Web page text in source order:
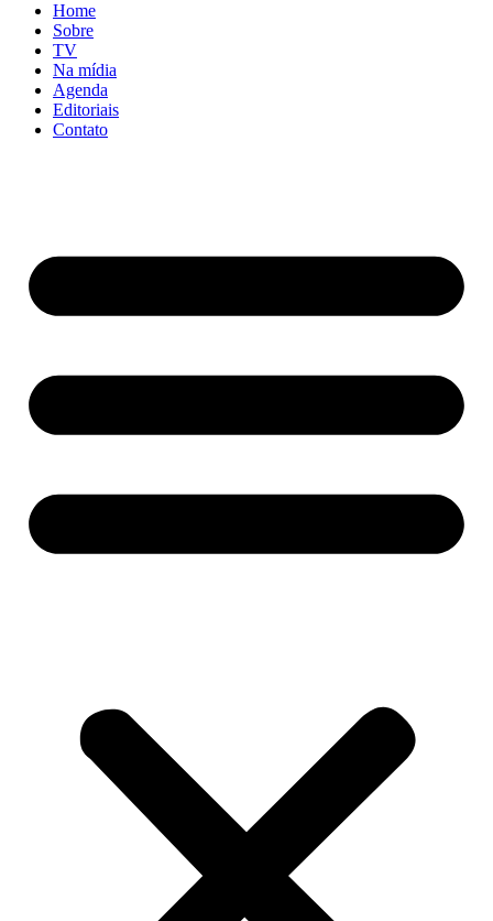
Home
Sobre
TV
Na mídia
Agenda
Editoriais
Contato